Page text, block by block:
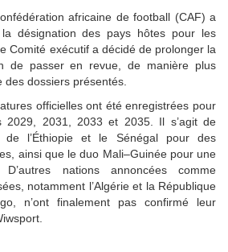
africaine de football (CAF) a
désignation des pays hôtes pour les
Comité exécutif a décidé de prolonger la
de passer en revue, de manière plus
des dossiers présentés.
officielles ont été enregistrées pour
2029, 2031, 2033 et 2035. Il s’agit de
de l’Éthiopie et le Sénégal pour des
ainsi que le duo Mali–Guinée pour une
D’autres nations annoncées comme
notamment l’Algérie et la République
n’ont finalement pas confirmé leur